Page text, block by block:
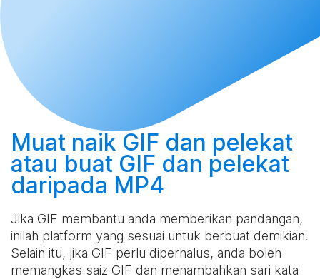
Muat naik GIF dan pelekat
atau buat GIF dan pelekat
daripada MP4
Jika GIF membantu anda memberikan pandangan,
inilah platform yang sesuai untuk berbuat demikian.
Selain itu, jika GIF perlu diperhalus, anda boleh
memangkas saiz GIF dan menambahkan sari kata